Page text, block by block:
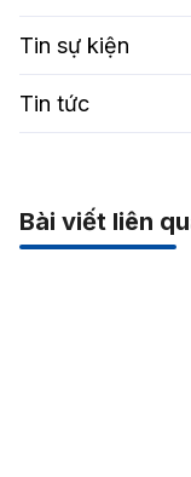
Tin sự kiện
Tin tức
Bài viết liên